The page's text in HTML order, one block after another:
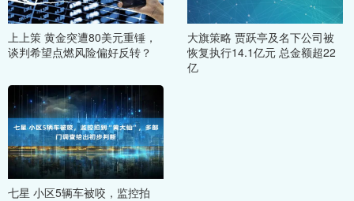
上上策 黄金突遭80美元重锤，
谈判希望点燃风险偏好反转？
大旗策略 贾跃亭及名下公司被
恢复执行14.1亿元 总金额超22
亿
七星 小区5辆车被咬，监控拍